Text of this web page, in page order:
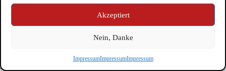
Akzeptiert
Nein, Danke
ImpressumImpressumImpressum
Copyright © Feuerwehr Kirchbichl 2026 - WordPress Theme
by